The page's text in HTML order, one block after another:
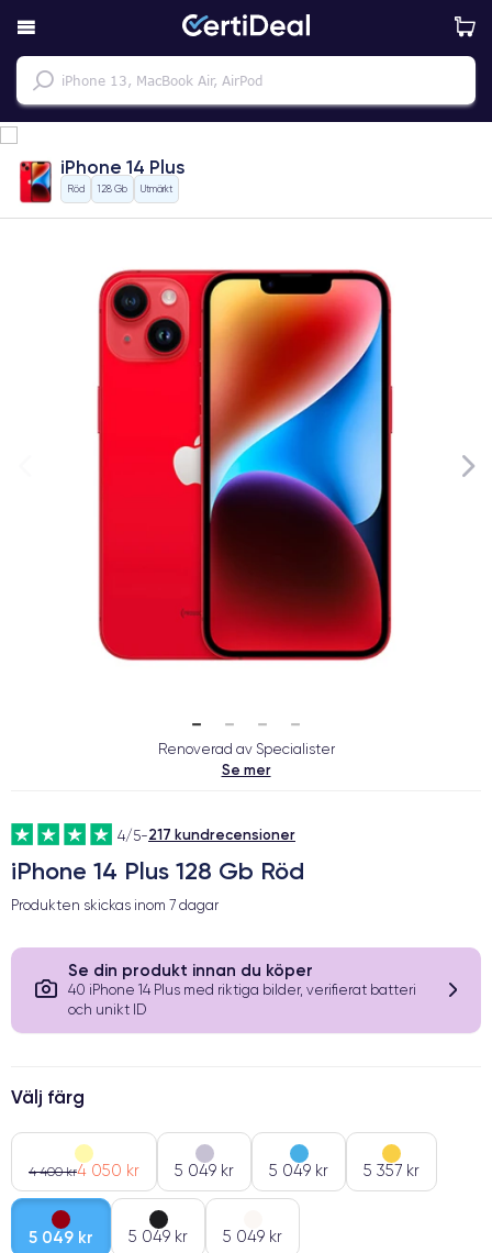
iPhone 14 Plus
Röd 128 Gb Utmärkt
Renoverad av Specialister
Se mer
4/5-217 kundrecensioner
iPhone 14 Plus 128 Gb Röd
Produkten skickas inom 7 dagar
Se din produkt innan du köper
40 iPhone 14 Plus med riktiga bilder, verifierat batteri
och unikt ID
Välj färg
4 400 kr4 050 kr 5 049 kr 5 049 kr 5 357 kr
5 049 kr 5 049 kr 5 049 kr